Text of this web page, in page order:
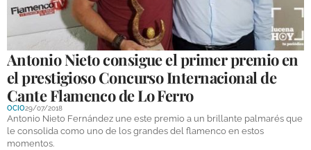
Antonio Nieto consigue el primer premio en
el prestigioso Concurso Internacional de
Cante Flamenco de Lo Ferro
OCIO29/07/2018
Antonio Nieto Fernández une este premio a un brillante palmarés que
le consolida como uno de los grandes del flamenco en estos
momentos.